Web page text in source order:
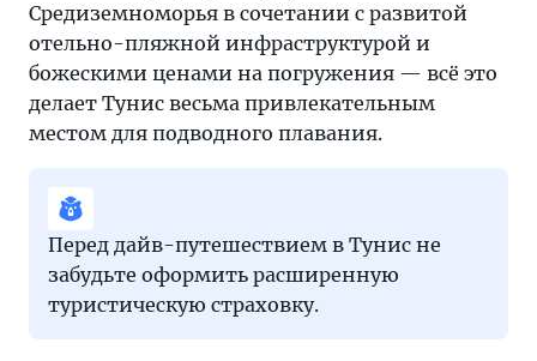
Средиземноморья в сочетании с развитой
отельно-пляжной инфраструктурой и
божескими ценами на погружения — всё это
делает Тунис весьма привлекательным
местом для подводного плавания.
Перед дайв-путешествием в Тунис не
забудьте оформить расширенную
туристическую страховку.